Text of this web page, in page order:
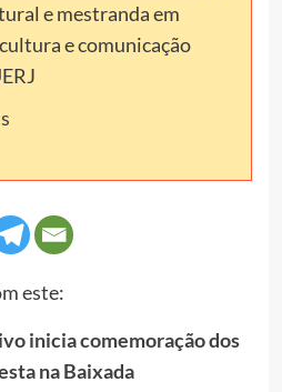
e mestranda em
e comunicação
este:
inicia comemoração dos
na Baixada